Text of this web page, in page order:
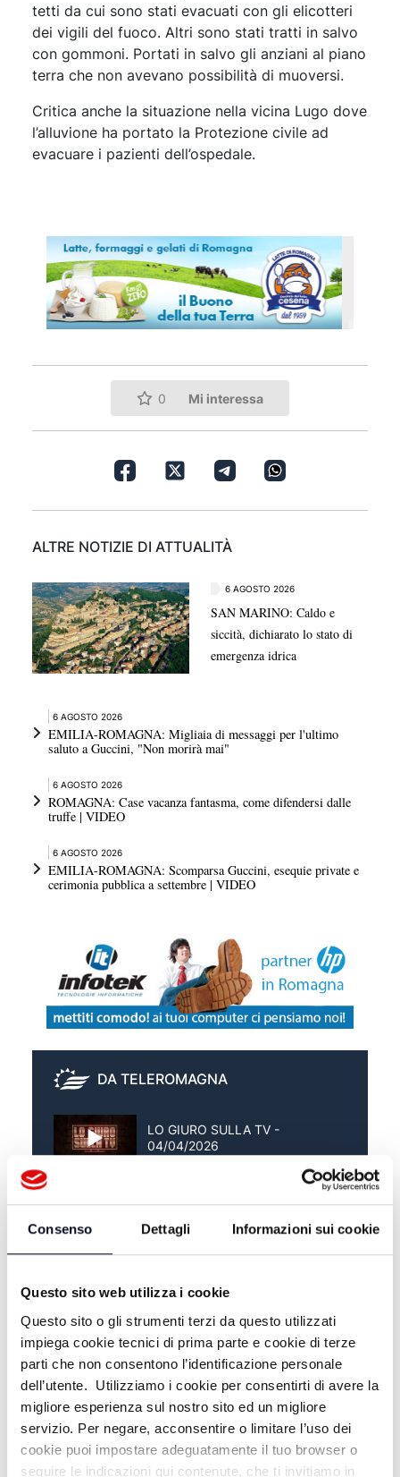
Consenso Dettagli Informazioni sui cookie
Questo sito web utilizza i cookie
Questo sito o gli strumenti terzi da questo utilizzati
impiega cookie tecnici di prima parte e cookie di terze
parti che non consentono l’identificazione personale
dell’utente. Utilizziamo i cookie per consentirti di avere la
migliore esperienza sul nostro sito ed un migliore
servizio. Per negare, acconsentire o limitare l’uso dei
cookie puoi impostare adeguatamente il tuo browser o
seguire le indicazioni qui contenute, che ti invitiamo in
tetti da cui sono stati evacuati con gli elicotteri
dei vigili del fuoco. Altri sono stati tratti in salvo
con gommoni. Portati in salvo gli anziani al piano
terra che non avevano possibilità di muoversi.
Critica anche la situazione nella vicina Lugo dove
l’alluvione ha portato la Protezione civile ad
evacuare i pazienti dell’ospedale.
0 Mi interessa
ALTRE NOTIZIE DI ATTUALITÀ
6 AGOSTO 2026
SAN MARINO: Caldo e
siccità, dichiarato lo stato di
emergenza idrica
6 AGOSTO 2026
EMILIA-ROMAGNA: Migliaia di messaggi per l'ultimo
saluto a Guccini, "Non morirà mai"
6 AGOSTO 2026
ROMAGNA: Case vacanza fantasma, come difendersi dalle
truffe | VIDEO
6 AGOSTO 2026
EMILIA-ROMAGNA: Scomparsa Guccini, esequie private e
cerimonia pubblica a settembre | VIDEO
DA TELEROMAGNA
LO GIURO SULLA TV -
04/04/2026
28/03/2026
LO GIURO SULLA TV -